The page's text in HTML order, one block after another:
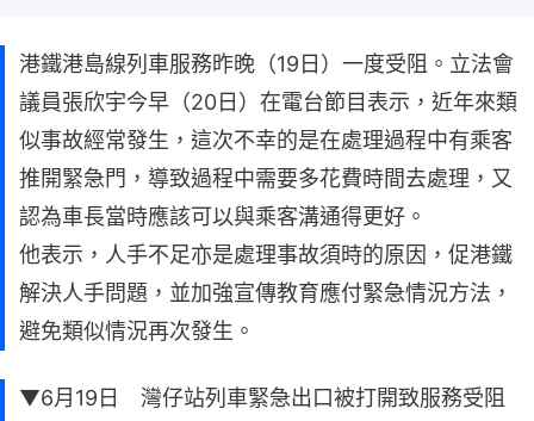
港鐵港島線列車服務昨晚（19日）一度受阻。立法會
議員張欣宇今早（20日）在電台節目表示，近年來類
似事故經常發生，這次不幸的是在處理過程中有乘客
推開緊急門，導致過程中需要多花費時間去處理，又
認為車長當時應該可以與乘客溝通得更好。
他表示，人手不足亦是處理事故須時的原因，促港鐵
解決人手問題，並加強宣傳教育應付緊急情況方法，
避免類似情況再次發生。
▼6月19日 灣仔站列車緊急出口被打開致服務受阻